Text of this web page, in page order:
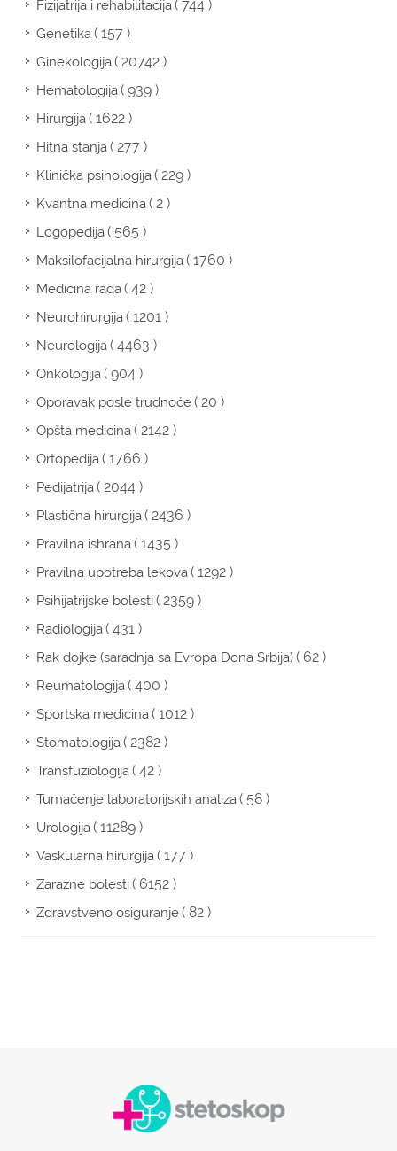
Fizijatrija i rehabilitacija( 744 )
Genetika( 157 )
Ginekologija( 20742 )
Hematologija( 939 )
Hirurgija( 1622 )
Hitna stanja( 277 )
Klinička psihologija( 229 )
Kvantna medicina( 2 )
Logopedija( 565 )
Maksilofacijalna hirurgija( 1760 )
Medicina rada( 42 )
Neurohirurgija( 1201 )
Neurologija( 4463 )
Onkologija( 904 )
Oporavak posle trudnoće( 20 )
Opšta medicina( 2142 )
Ortopedija( 1766 )
Pedijatrija( 2044 )
Plastična hirurgija( 2436 )
Pravilna ishrana( 1435 )
Pravilna upotreba lekova( 1292 )
Psihijatrijske bolesti( 2359 )
Radiologija( 431 )
Rak dojke (saradnja sa Evropa Dona Srbija)( 62 )
Reumatologija( 400 )
Sportska medicina( 1012 )
Stomatologija( 2382 )
Transfuziologija( 42 )
Tumačenje laboratorijskih analiza( 58 )
Urologija( 11289 )
Vaskularna hirurgija( 177 )
Zarazne bolesti( 6152 )
Zdravstveno osiguranje( 82 )